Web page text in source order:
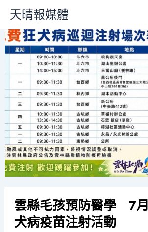
主
要
內
天晴報媒體
雲縣毛孩預防醫學 7
犬病疫苗注射活動